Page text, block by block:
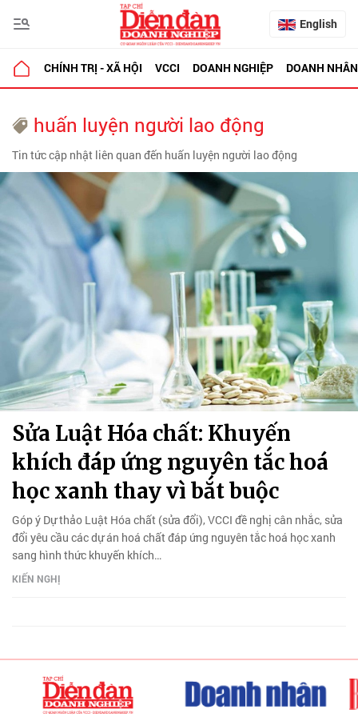
English
CHÍNH TRỊ - XÃ HỘI VCCI DOANH NGHIỆP DOANH NHÂN
huấn luyện người lao động
Tin tức cập nhật liên quan đến huấn luyện người lao động
Sửa Luật Hóa chất: Khuyến
khích đáp ứng nguyên tắc hoá
học xanh thay vì bắt buộc
Góp ý Dự thảo Luật Hóa chất (sửa đổi), VCCI đề nghị cân nhắc, sửa
đổi yêu cầu các dự án hoá chất đáp ứng nguyên tắc hoá học xanh
sang hình thức khuyến khích…
KIẾN NGHỊ